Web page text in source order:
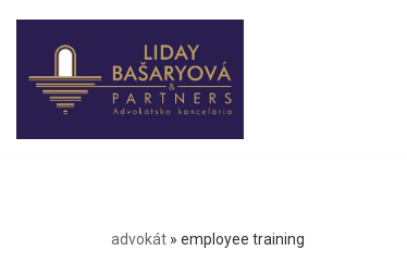
Preskočiť
advokát » employee training